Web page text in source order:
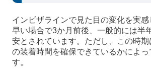
インビザラインで見た目の変化を実感
早い場合で3か月前後、一般的には半
安とされています。ただし、この時
の装着時間を確保できているかによっ
す。